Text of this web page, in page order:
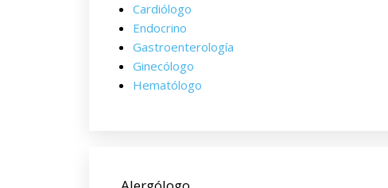
Cardiólogo
Endocrino
Gastroenterología
Ginecólogo
Hematólogo